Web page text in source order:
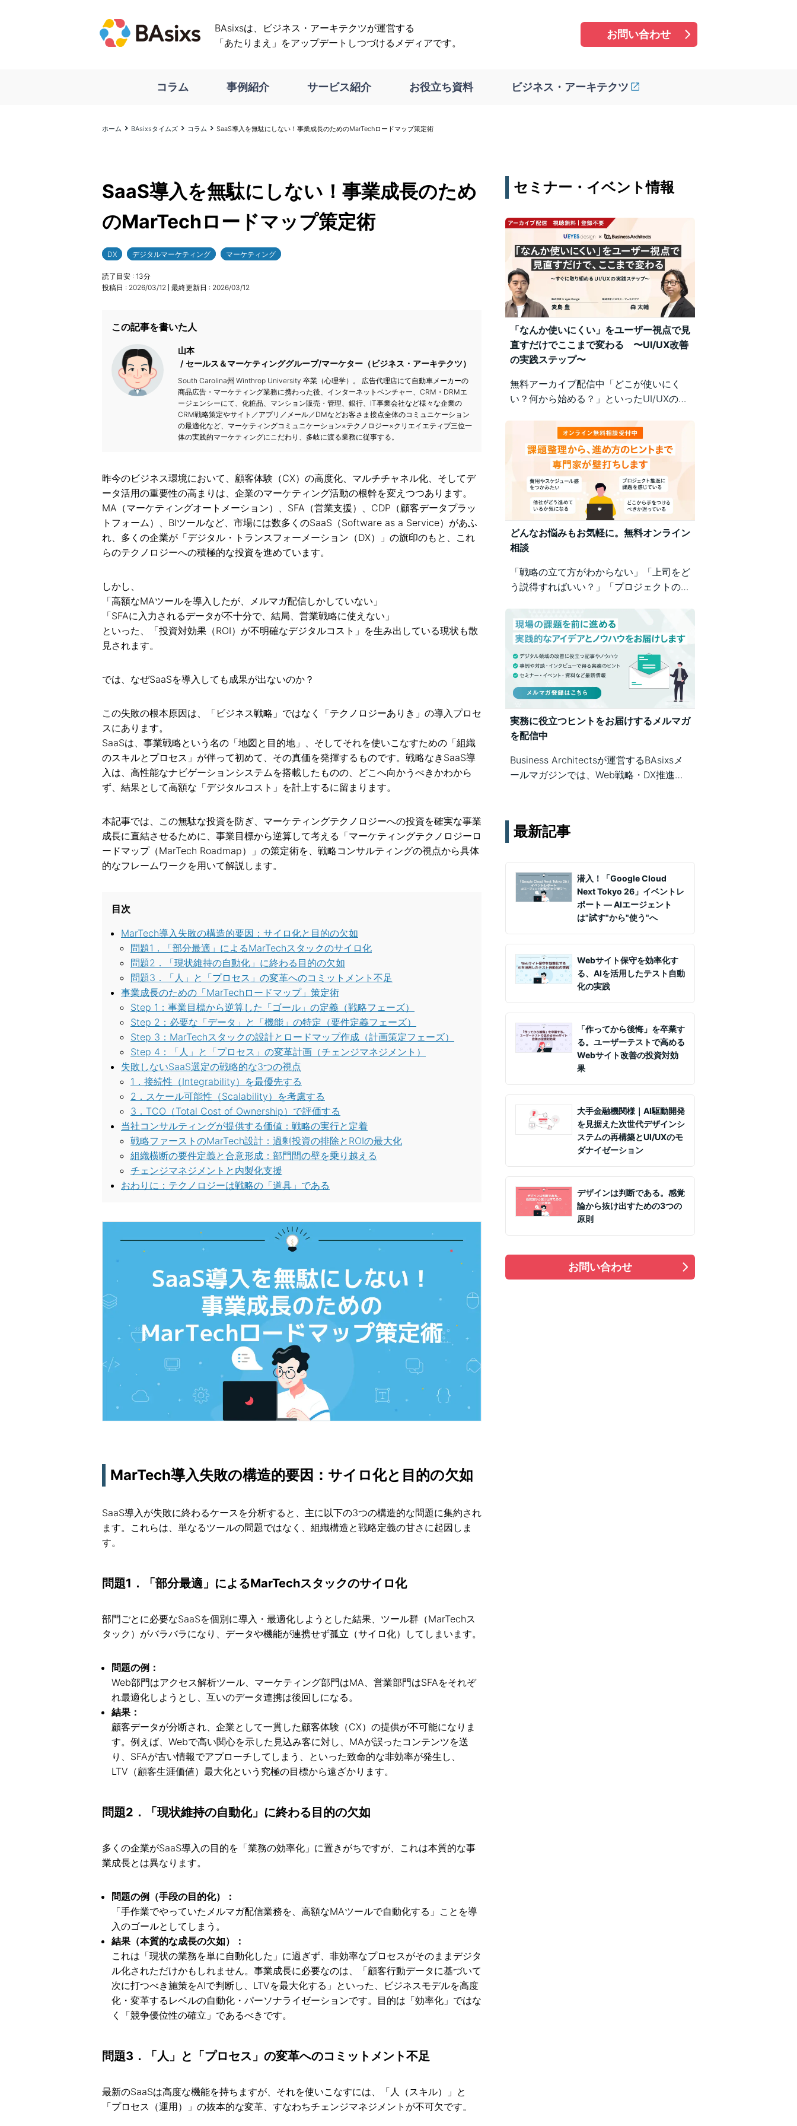
BAsixsは、ビジネス・アーキテクツが運営する
「あたりまえ」をアップデートしつづけるメディアです。
お問い合わせ
コラム 事例紹介 サービス紹介 お役立ち資料 ビジネス・アーキテクツ
ホーム BAsixsタイムズ コラム SaaS導入を無駄にしない！事業成長のためのMarTechロードマップ策定術
SaaS導入を無駄にしない！事業成長のため
のMarTechロードマップ策定術
DX デジタルマーケティング マーケティング
読了目安 : 13分
投稿日 : 2026/03/12 最終更新日 : 2026/03/12
この記事を書いた人
山本
セールス＆マーケティンググループ/マーケター（ビジネス・アーキテクツ）
South Carolina州 Winthrop University 卒業（心理学）。 広告代理店にて自動車メーカーの
商品広告・マーケティング業務に携わった後、インターネットベンチャー、CRM・DRMエ
ージェンシーにて、化粧品、マンション販売・管理、銀行、IT事業会社など様々な企業の
CRM戦略策定やサイト／アプリ／メール／DMなどお客さま接点全体のコミュニケーション
の最適化など、マーケティングコミュニケーション×テクノロジー×クリエイエティブ三位一
体の実践的マーケティングにこだわり、多岐に渡る業務に従事する。
昨今のビジネス環境において、顧客体験（CX）の高度化、マルチチャネル化、そしてデ
ータ活用の重要性の高まりは、企業のマーケティング活動の根幹を変えつつあります。
MA（マーケティングオートメーション）、SFA（営業支援）、CDP（顧客データプラッ
トフォーム）、BIツールなど、市場には数多くのSaaS（Software as a Service）があふ
れ、多くの企業が「デジタル・トランスフォーメーション（DX）」の旗印のもと、これ
らのテクノロジーへの積極的な投資を進めています。
しかし、
「高額なMAツールを導入したが、メルマガ配信しかしていない」
「SFAに入力されるデータが不十分で、結局、営業戦略に使えない」
といった、「投資対効果（ROI）が不明確なデジタルコスト」を生み出している現状も散
見されます。
では、なぜSaaSを導入しても成果が出ないのか？
この失敗の根本原因は、「ビジネス戦略」ではなく「テクノロジーありき」の導入プロセ
スにあります。
SaaSは、事業戦略という名の「地図と目的地」、そしてそれを使いこなすための「組織
のスキルとプロセス」が伴って初めて、その真価を発揮するものです。戦略なきSaaS導
入は、高性能なナビゲーションシステムを搭載したものの、どこへ向かうべきかわから
ず、結果として高額な「デジタルコスト」を計上するに留まります。
本記事では、この無駄な投資を防ぎ、マーケティングテクノロジーへの投資を確実な事業
成長に直結させるために、事業目標から逆算して考える「マーケティングテクノロジーロ
ードマップ（MarTech Roadmap）」の策定術を、戦略コンサルティングの視点から具体
的なフレームワークを用いて解説します。
目次
MarTech導入失敗の構造的要因：サイロ化と目的の欠如
問題1．「部分最適」によるMarTechスタックのサイロ化
問題2．「現状維持の自動化」に終わる目的の欠如
問題3．「人」と「プロセス」の変革へのコミットメント不足
事業成長のための「MarTechロードマップ」策定術
Step 1：事業目標から逆算した「ゴール」の定義（戦略フェーズ）
Step 2：必要な「データ」と「機能」の特定（要件定義フェーズ）
Step 3：MarTechスタックの設計とロードマップ作成（計画策定フェーズ）
Step 4：「人」と「プロセス」の変革計画（チェンジマネジメント）
失敗しないSaaS選定の戦略的な3つの視点
1．接続性（Integrability）を最優先する
2．スケール可能性（Scalability）を考慮する
3．TCO（Total Cost of Ownership）で評価する
当社コンサルティングが提供する価値：戦略の実行と定着
戦略ファーストのMarTech設計：過剰投資の排除とROIの最大化
組織横断の要件定義と合意形成：部門間の壁を乗り越える
チェンジマネジメントと内製化支援
おわりに：テクノロジーは戦略の「道具」である
MarTech導入失敗の構造的要因：サイロ化と目的の欠如
SaaS導入が失敗に終わるケースを分析すると、主に以下の3つの構造的な問題に集約され
ます。これらは、単なるツールの問題ではなく、組織構造と戦略定義の甘さに起因しま
す。
問題1．「部分最適」によるMarTechスタックのサイロ化
部門ごとに必要なSaaSを個別に導入・最適化しようとした結果、ツール群（MarTechス
タック）がバラバラになり、データや機能が連携せず孤立（サイロ化）してしまいます。
問題の例：
Web部門はアクセス解析ツール、マーケティング部門はMA、営業部門はSFAをそれぞ
れ最適化しようとし、互いのデータ連携は後回しになる。
結果：
顧客データが分断され、企業として一貫した顧客体験（CX）の提供が不可能になりま
す。例えば、Webで高い関心を示した見込み客に対し、MAが誤ったコンテンツを送
り、SFAが古い情報でアプローチしてしまう、といった致命的な非効率が発生し、
LTV（顧客生涯価値）最大化という究極の目標から遠ざかります。
問題2．「現状維持の自動化」に終わる目的の欠如
多くの企業がSaaS導入の目的を「業務の効率化」に置きがちですが、これは本質的な事
業成長とは異なります。
問題の例（手段の目的化）：
「手作業でやっていたメルマガ配信業務を、高額なMAツールで自動化する」ことを導
入のゴールとしてしまう。
結果（本質的な成長の欠如）：
これは「現状の業務を単に自動化した」に過ぎず、非効率なプロセスがそのままデジタ
ル化されただけかもしれません。事業成長に必要なのは、「顧客行動データに基づいて
次に打つべき施策をAIで判断し、LTVを最大化する」といった、ビジネスモデルを高度
化・変革するレベルの自動化・パーソナライゼーションです。目的は「効率化」ではな
く「競争優位性の確立」であるべきです。
問題3．「人」と「プロセス」の変革へのコミットメント不足
最新のSaaSは高度な機能を持ちますが、それを使いこなすには、「人（スキル）」と
「プロセス（運用）」の抜本的な変革、すなわちチェンジマネジメントが不可欠です。
セミナー・イベント情報
「なんか使いにくい」をユーザー視点で見
直すだけでここまで変わる 〜UI/UX改善
の実践ステップ〜
無料アーカイブ配信中「どこが使いにく
い？何から始める？」といったUI/UXの悩
視点の改善ポイントで解決！組織内の意識
差に悩む方にもおすすめの実践型セミナー
です。
どんなお悩みもお気軽に。無料オンライン
相談
「戦略の立て方がわからない」「上司をど
う説得すればいい？」「プロジェクトの進
Business Architectsが、戦略から運用ま
で幅広くご相談を承ります。
実務に役立つヒントをお届けするメルマガ
を配信中
Business Architectsが運営するBAsixsメ
ールマガジンでは、Web戦略・DX推進・
通じて課題解決を支援します。
最新記事
潜入！「Google Cloud
Next Tokyo 26」イベントレ
ポート ― AIエージェント
は"試す"から"使う"へ
Webサイト保守を効率化す
る、AIを活用したテスト自動
化の実践
「作ってから後悔」を卒業す
る。ユーザーテストで高める
Webサイト改善の投資対効
果
大手金融機関様｜AI駆動開発
を見据えた次世代デザインシ
ステムの再構築とUI/UXのモ
ダナイゼーション
デザインは判断である。感覚
論から抜け出すための3つの
原則
お問い合わせ